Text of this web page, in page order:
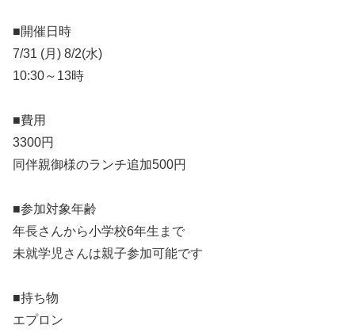
■開催日時
7/31 (月) 8/2(水)
10:30～13時
■費用
3300円
同伴親御様のランチ追加500円
■参加対象年齢
年長さんから小学校6年生まで
未就学児さんは親子参加可能です
■持ち物
エプロン